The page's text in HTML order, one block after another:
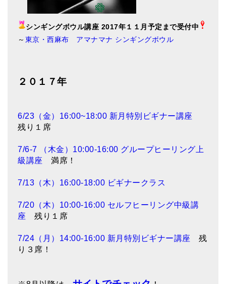
シンギングボウル講座 2017年１１月予定まで受付中
～ 東京・西麻布 アマナマナ シンギングボウル
２０１７年
6/23（金）16:00~18:00 新月特別ビギナー講座
残り１席
7/6-7 （木金）10:00-16:00 グループヒーリング上
級講座 満席！
7/13（木）16:00-18:00 ビギナークラス
7/20（木）10:00-16:00 セルフヒーリング中級講
座 残り１席
7/24（月）14:00-16:00 新月特別ビギナー講座 残
り３席！